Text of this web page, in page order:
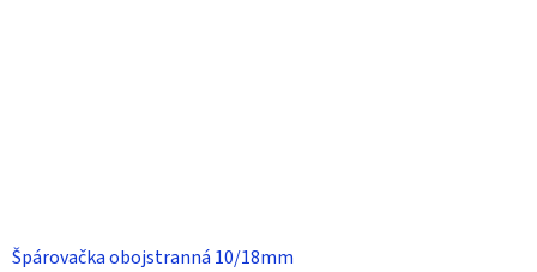
Špárovačka obojstranná 10/18mm